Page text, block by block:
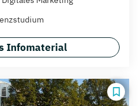
Infomaterial